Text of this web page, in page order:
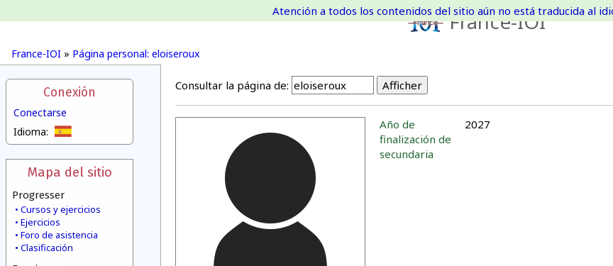
France-IOI
France-IOI » Página personal: eloiseroux
Atención a todos los contenidos del sitio aún no está traducida al
Conexión
Conectarse
Idioma:
Mapa del sitio
Progresser
Cursos y ejercicios
Ejercicios
Foro de asistencia
Clasificación
Consultar la página de:
Año de
finalización de
secundaria
2027